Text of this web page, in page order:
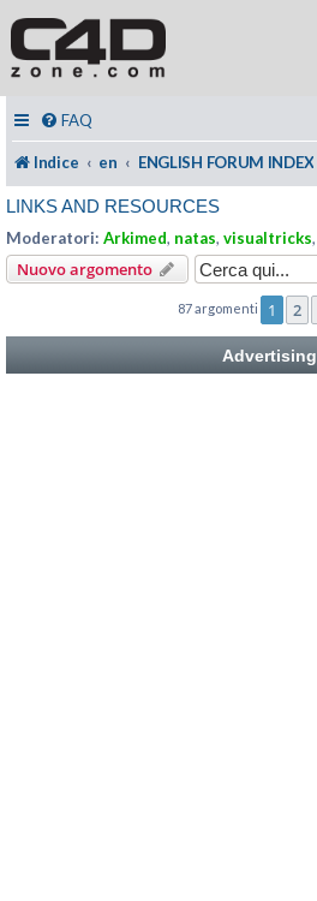
FAQ
Indice en ENGLISH FORUM INDEX
LINKS AND RESOURCES
Moderatori: Arkimed, natas, visualtricks,
Nuovo argomento
87 argomenti 1 2
Advertising